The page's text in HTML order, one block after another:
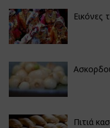
Εικόνες
Πιτιά